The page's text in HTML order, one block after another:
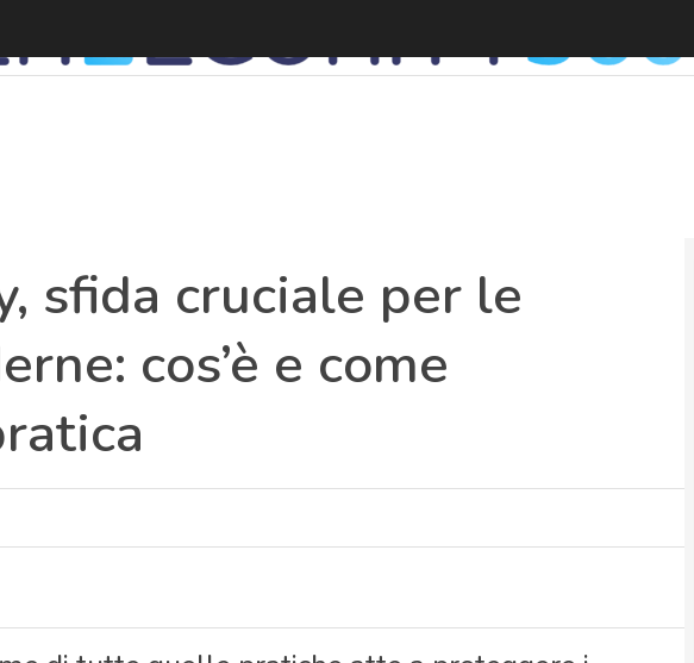
sfida cruciale per le
cos’è e come